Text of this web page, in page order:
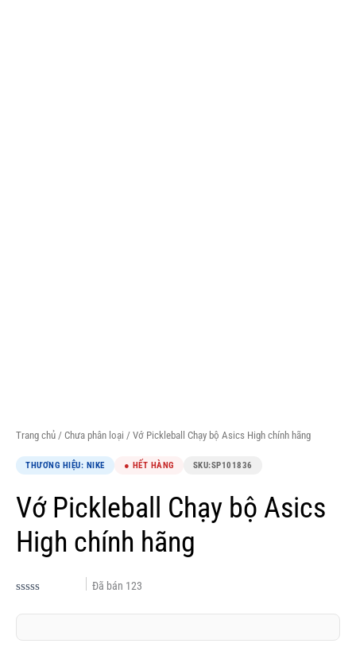
Trang chủ / Chưa phân loại / Vớ Pickleball Chạy bộ Asics High chính hãng
THƯƠNG HIỆU: NIKE ● HẾT HÀNG SKU:SP101836
Vớ Pickleball Chạy bộ Asics
High chính hãng
xếp
0.0
Đã bán 123